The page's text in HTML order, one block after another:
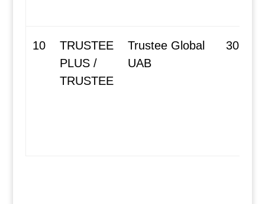
10
TRUSTEE
PLUS /
TRUSTEE
Trustee Global
UAB